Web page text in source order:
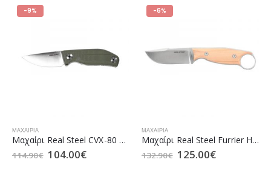
-9%
ΜΑΧΑΊΡΙΑ
Μαχαίρι Real Steel CVX-80 Green (5.0210)
114.90€ 104.00€
-6%
ΜΑΧΑΊΡΙΑ
Μαχαίρι Real Steel Furrier Harpoon Olive Wood (5.0237)
132.90€ 125.00€